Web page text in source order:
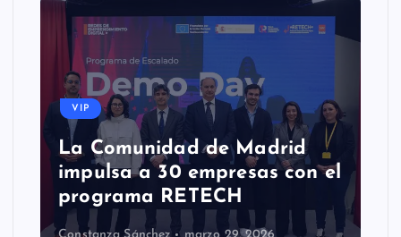
VIP
La Comunidad de Madrid
impulsa a 30 empresas con el
programa RETECH